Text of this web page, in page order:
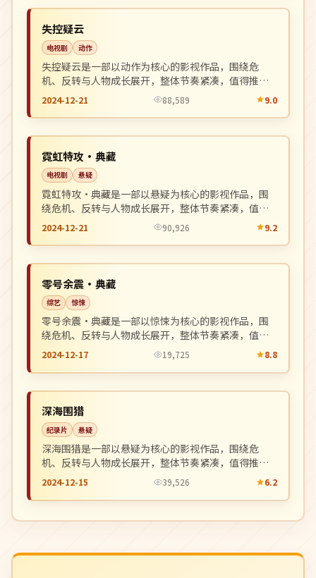
日本
失控疑云
电视剧 动作
失控疑云是一部以动作为核心的影视作品，围绕危
机、反转与人物成长展开，整体节奏紧凑，值得推荐
观看。
2024-12-21 88,589 9.0
中国
霓虹特攻·典藏
电视剧 悬疑
霓虹特攻·典藏是一部以悬疑为核心的影视作品，围
绕危机、反转与人物成长展开，整体节奏紧凑，值得
推荐观看。
2024-12-21 90,926 9.2
英国
零号余震·典藏
综艺 惊悚
零号余震·典藏是一部以惊悚为核心的影视作品，围
绕危机、反转与人物成长展开，整体节奏紧凑，值得
推荐观看。
2024-12-17 19,725 8.8
中国
深海围猎
纪录片 悬疑
深海围猎是一部以悬疑为核心的影视作品，围绕危
机、反转与人物成长展开，整体节奏紧凑，值得推荐
观看。
2024-12-15 39,526 6.2